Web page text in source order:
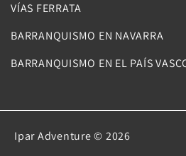
VÍAS FERRATA
BARRANQUISMO EN NAVARRA
BARRANQUISMO EN EL PAÍS
Ipar Adventure © 2026